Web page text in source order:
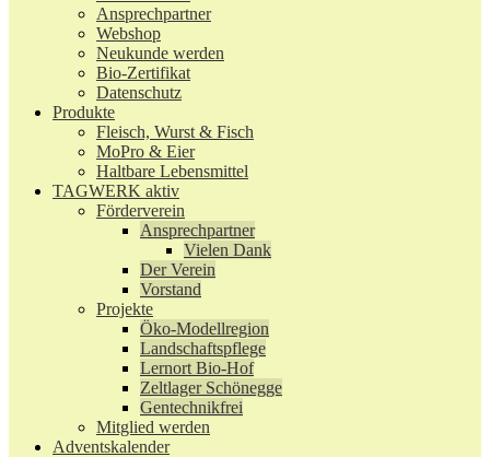
Ansprechpartner
Webshop
Neukunde werden
Bio-Zertifikat
Datenschutz
Produkte
Fleisch, Wurst & Fisch
MoPro & Eier
Haltbare Lebensmittel
TAGWERK aktiv
Förderverein
Ansprechpartner
Vielen Dank
Der Verein
Vorstand
Projekte
Öko-Modellregion
Landschaftspflege
Lernort Bio-Hof
Zeltlager Schönegge
Gentechnikfrei
Mitglied werden
Adventskalender